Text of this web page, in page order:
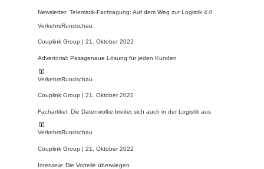
Newsletter: Telematik-Fachtagung: Auf dem Weg zur Logistik 4.0
VerkehrsRundschau
Couplink Group | 21. Oktober 2022
Advertorial: Passgenaue Lösung für jeden Kunden
VerkehrsRundschau
Couplink Group | 21. Oktober 2022
Fachartikel: Die Datenwolke breitet sich auch in der Logistik aus
VerkehrsRundschau
Couplink Group | 21. Oktober 2022
Interview: Die Vorteile überwiegen